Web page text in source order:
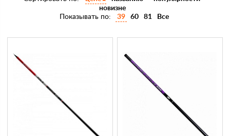
новизне
Показывать по:
39 60 81 Все